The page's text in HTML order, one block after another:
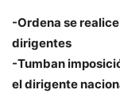
-Ordena se
dirigentes
-Tumban
el dirigente